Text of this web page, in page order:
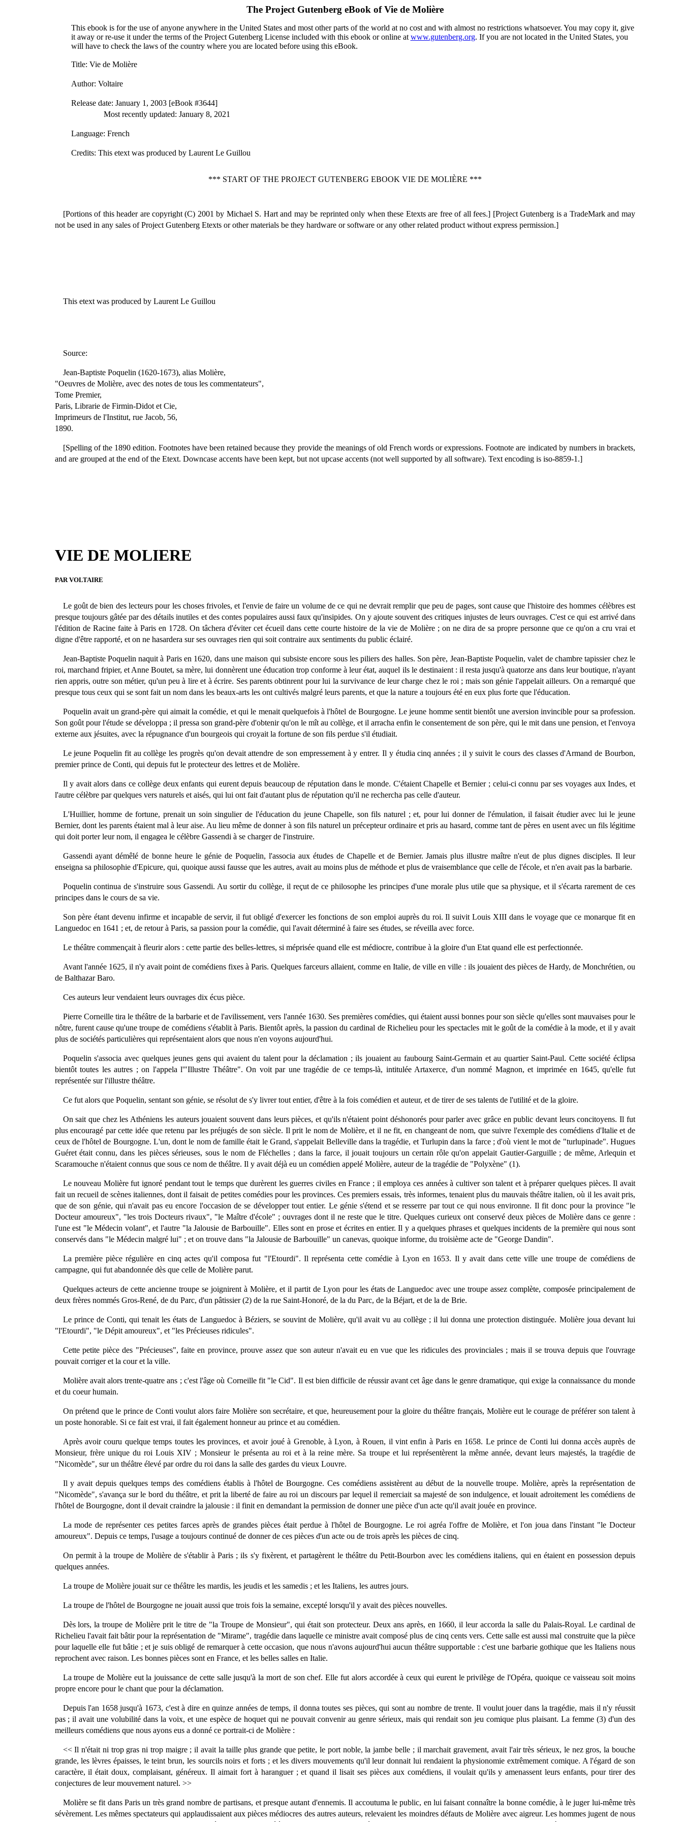
The Project Gutenberg eBook ofVie de Molière
This ebook is for the use of anyone anywhere in the United States and most other parts of the world at no cost and with almost no restrictions whatsoever. You may copy it, give
it away or re-use it under the terms of the Project Gutenberg License included with this ebook or online at www.gutenberg.org. If you are not located in the United States, you
will have to check the laws of the country where you are located before using this eBook.
Title: Vie de Molière
Author: Voltaire
Release date: January 1, 2003 [eBook #3644]
Most recently updated: January 8, 2021
Language: French
Credits: This etext was produced by Laurent Le Guillou
*** START OF THE PROJECT GUTENBERG EBOOK VIE DE MOLIÈRE ***
[Portions of this header are copyright (C) 2001 by Michael S. Hart and may be reprinted only when these Etexts are free of all fees.] [Project Gutenberg is a TradeMark and may
not be used in any sales of Project Gutenberg Etexts or other materials be they hardware or software or any other related product without express permission.]
This etext was produced by Laurent Le Guillou
Source:
Jean-Baptiste Poquelin (1620-1673), alias Molière,
"Oeuvres de Molière, avec des notes de tous les commentateurs",
Tome Premier,
Paris, Librarie de Firmin-Didot et Cie,
Imprimeurs de l'Institut, rue Jacob, 56,
1890.
[Spelling of the 1890 edition. Footnotes have been retained because they provide the meanings of old French words or expressions. Footnote are indicated by numbers in brackets,
and are grouped at the end of the Etext. Downcase accents have been kept, but not upcase accents (not well supported by all software). Text encoding is iso-8859-1.]
VIE DE MOLIERE
PAR VOLTAIRE
Le goût de bien des lecteurs pour les choses frivoles, et l'envie de faire un volume de ce qui ne devrait remplir que peu de pages, sont cause que l'histoire des hommes célèbres est
presque toujours gâtée par des détails inutiles et des contes populaires aussi faux qu'insipides. On y ajoute souvent des critiques injustes de leurs ouvrages. C'est ce qui est arrivé dans
l'édition de Racine faite à Paris en 1728. On tâchera d'éviter cet écueil dans cette courte histoire de la vie de Molière ; on ne dira de sa propre personne que ce qu'on a cru vrai et
digne d'être rapporté, et on ne hasardera sur ses ouvrages rien qui soit contraire aux sentiments du public éclairé.
Jean-Baptiste Poquelin naquit à Paris en 1620, dans une maison qui subsiste encore sous les piliers des halles. Son père, Jean-Baptiste Poquelin, valet de chambre tapissier chez le
roi, marchand fripier, et Anne Boutet, sa mère, lui donnèrent une éducation trop conforme à leur état, auquel ils le destinaient : il resta jusqu'à quatorze ans dans leur boutique, n'ayant
rien appris, outre son métier, qu'un peu à lire et à écrire. Ses parents obtinrent pour lui la survivance de leur charge chez le roi ; mais son génie l'appelait ailleurs. On a remarqué que
presque tous ceux qui se sont fait un nom dans les beaux-arts les ont cultivés malgré leurs parents, et que la nature a toujours été en eux plus forte que l'éducation.
Poquelin avait un grand-père qui aimait la comédie, et qui le menait quelquefois à l'hôtel de Bourgogne. Le jeune homme sentit bientôt une aversion invincible pour sa profession.
Son goût pour l'étude se développa ; il pressa son grand-père d'obtenir qu'on le mît au collège, et il arracha enfin le consentement de son père, qui le mit dans une pension, et l'envoya
externe aux jésuites, avec la répugnance d'un bourgeois qui croyait la fortune de son fils perdue s'il étudiait.
Le jeune Poquelin fit au collège les progrès qu'on devait attendre de son empressement à y entrer. Il y étudia cinq années ; il y suivit le cours des classes d'Armand de Bourbon,
premier prince de Conti, qui depuis fut le protecteur des lettres et de Molière.
Il y avait alors dans ce collège deux enfants qui eurent depuis beaucoup de réputation dans le monde. C'étaient Chapelle et Bernier ; celui-ci connu par ses voyages aux Indes, et
l'autre célèbre par quelques vers naturels et aisés, qui lui ont fait d'autant plus de réputation qu'il ne rechercha pas celle d'auteur.
L'Huillier, homme de fortune, prenait un soin singulier de l'éducation du jeune Chapelle, son fils naturel ; et, pour lui donner de l'émulation, il faisait étudier avec lui le jeune
Bernier, dont les parents étaient mal à leur aise. Au lieu même de donner à son fils naturel un précepteur ordinaire et pris au hasard, comme tant de pères en usent avec un fils légitime
qui doit porter leur nom, il engagea le célèbre Gassendi à se charger de l'instruire.
Gassendi ayant démêlé de bonne heure le génie de Poquelin, l'associa aux études de Chapelle et de Bernier. Jamais plus illustre maître n'eut de plus dignes disciples. Il leur
enseigna sa philosophie d'Epicure, qui, quoique aussi fausse que les autres, avait au moins plus de méthode et plus de vraisemblance que celle de l'école, et n'en avait pas la barbarie.
Poquelin continua de s'instruire sous Gassendi. Au sortir du collège, il reçut de ce philosophe les principes d'une morale plus utile que sa physique, et il s'écarta rarement de ces
principes dans le cours de sa vie.
Son père étant devenu infirme et incapable de servir, il fut obligé d'exercer les fonctions de son emploi auprès du roi. Il suivit Louis XIII dans le voyage que ce monarque fit en
Languedoc en 1641 ; et, de retour à Paris, sa passion pour la comédie, qui l'avait déterminé à faire ses études, se réveilla avec force.
Le théâtre commençait à fleurir alors : cette partie des belles-lettres, si méprisée quand elle est médiocre, contribue à la gloire d'un Etat quand elle est perfectionnée.
Avant l'année 1625, il n'y avait point de comédiens fixes à Paris. Quelques farceurs allaient, comme en Italie, de ville en ville : ils jouaient des pièces de Hardy, de Monchrétien, ou
de Balthazar Baro.
Ces auteurs leur vendaient leurs ouvrages dix écus pièce.
Pierre Corneille tira le théâtre de la barbarie et de l'avilissement, vers l'année 1630. Ses premières comédies, qui étaient aussi bonnes pour son siècle qu'elles sont mauvaises pour le
nôtre, furent cause qu'une troupe de comédiens s'établit à Paris. Bientôt après, la passion du cardinal de Richelieu pour les spectacles mit le goût de la comédie à la mode, et il y avait
plus de sociétés particulières qui représentaient alors que nous n'en voyons aujourd'hui.
Poquelin s'associa avec quelques jeunes gens qui avaient du talent pour la déclamation ; ils jouaient au faubourg Saint-Germain et au quartier Saint-Paul. Cette société éclipsa
bientôt toutes les autres ; on l'appela l'"Illustre Théâtre". On voit par une tragédie de ce temps-là, intitulée Artaxerce, d'un nommé Magnon, et imprimée en 1645, qu'elle fut
représentée sur l'illustre théâtre.
Ce fut alors que Poquelin, sentant son génie, se résolut de s'y livrer tout entier, d'être à la fois comédien et auteur, et de tirer de ses talents de l'utilité et de la gloire.
On sait que chez les Athéniens les auteurs jouaient souvent dans leurs pièces, et qu'ils n'étaient point déshonorés pour parler avec grâce en public devant leurs concitoyens. Il fut
plus encouragé par cette idée que retenu par les préjugés de son siècle. Il prit le nom de Molière, et il ne fit, en changeant de nom, que suivre l'exemple des comédiens d'Italie et de
ceux de l'hôtel de Bourgogne. L'un, dont le nom de famille était le Grand, s'appelait Belleville dans la tragédie, et Turlupin dans la farce ; d'où vient le mot de "turlupinade". Hugues
Guéret était connu, dans les pièces sérieuses, sous le nom de Fléchelles ; dans la farce, il jouait toujours un certain rôle qu'on appelait Gautier-Garguille ; de même, Arlequin et
Scaramouche n'étaient connus que sous ce nom de théâtre. Il y avait déjà eu un comédien appelé Molière, auteur de la tragédie de "Polyxène" (1).
Le nouveau Molière fut ignoré pendant tout le temps que durèrent les guerres civiles en France ; il employa ces années à cultiver son talent et à préparer quelques pièces. Il avait
fait un recueil de scènes italiennes, dont il faisait de petites comédies pour les provinces. Ces premiers essais, très informes, tenaient plus du mauvais théâtre italien, où il les avait pris,
que de son génie, qui n'avait pas eu encore l'occasion de se développer tout entier. Le génie s'étend et se resserre par tout ce qui nous environne. Il fit donc pour la province "le
Docteur amoureux", "les trois Docteurs rivaux", "le Maître d'école" ; ouvrages dont il ne reste que le titre. Quelques curieux ont conservé deux pièces de Molière dans ce genre :
l'une est "le Médecin volant", et l'autre "la Jalousie de Barbouille". Elles sont en prose et écrites en entier. Il y a quelques phrases et quelques incidents de la première qui nous sont
conservés dans "le Médecin malgré lui" ; et on trouve dans "la Jalousie de Barbouille" un canevas, quoique informe, du troisième acte de "George Dandin".
La première pièce régulière en cinq actes qu'il composa fut "l'Etourdi". Il représenta cette comédie à Lyon en 1653. Il y avait dans cette ville une troupe de comédiens de
campagne, qui fut abandonnée dès que celle de Molière parut.
Quelques acteurs de cette ancienne troupe se joignirent à Molière, et il partit de Lyon pour les états de Languedoc avec une troupe assez complète, composée principalement de
deux frères nommés Gros-René, de du Parc, d'un pâtissier (2) de la rue Saint-Honoré, de la du Parc, de la Béjart, et de la de Brie.
Le prince de Conti, qui tenait les états de Languedoc à Béziers, se souvint de Molière, qu'il avait vu au collège ; il lui donna une protection distinguée. Molière joua devant lui
"l'Etourdi", "le Dépit amoureux", et "les Précieuses ridicules".
Cette petite pièce des "Précieuses", faite en province, prouve assez que son auteur n'avait eu en vue que les ridicules des provinciales ; mais il se trouva depuis que l'ouvrage
pouvait corriger et la cour et la ville.
Molière avait alors trente-quatre ans ; c'est l'âge où Corneille fit "le Cid". Il est bien difficile de réussir avant cet âge dans le genre dramatique, qui exige la connaissance du monde
et du coeur humain.
On prétend que le prince de Conti voulut alors faire Molière son secrétaire, et que, heureusement pour la gloire du théâtre français, Molière eut le courage de préférer son talent à
un poste honorable. Si ce fait est vrai, il fait également honneur au prince et au comédien.
Après avoir couru quelque temps toutes les provinces, et avoir joué à Grenoble, à Lyon, à Rouen, il vint enfin à Paris en 1658. Le prince de Conti lui donna accès auprès de
Monsieur, frère unique du roi Louis XIV ; Monsieur le présenta au roi et à la reine mère. Sa troupe et lui représentèrent la même année, devant leurs majestés, la tragédie de
"Nicomède", sur un théâtre élevé par ordre du roi dans la salle des gardes du vieux Louvre.
Il y avait depuis quelques temps des comédiens établis à l'hôtel de Bourgogne. Ces comédiens assistèrent au début de la nouvelle troupe. Molière, après la représentation de
"Nicomède", s'avança sur le bord du théâtre, et prit la liberté de faire au roi un discours par lequel il remerciait sa majesté de son indulgence, et louait adroitement les comédiens de
l'hôtel de Bourgogne, dont il devait craindre la jalousie : il finit en demandant la permission de donner une pièce d'un acte qu'il avait jouée en province.
La mode de représenter ces petites farces après de grandes pièces était perdue à l'hôtel de Bourgogne. Le roi agréa l'offre de Molière, et l'on joua dans l'instant "le Docteur
amoureux". Depuis ce temps, l'usage a toujours continué de donner de ces pièces d'un acte ou de trois après les pièces de cinq.
On permit à la troupe de Molière de s'établir à Paris ; ils s'y fixèrent, et partagèrent le théâtre du Petit-Bourbon avec les comédiens italiens, qui en étaient en possession depuis
quelques années.
La troupe de Molière jouait sur ce théâtre les mardis, les jeudis et les samedis ; et les Italiens, les autres jours.
La troupe de l'hôtel de Bourgogne ne jouait aussi que trois fois la semaine, excepté lorsqu'il y avait des pièces nouvelles.
Dès lors, la troupe de Molière prit le titre de "la Troupe de Monsieur", qui était son protecteur. Deux ans après, en 1660, il leur accorda la salle du Palais-Royal. Le cardinal de
Richelieu l'avait fait bâtir pour la représentation de "Mirame", tragédie dans laquelle ce ministre avait composé plus de cinq cents vers. Cette salle est aussi mal construite que la pièce
pour laquelle elle fut bâtie ; et je suis obligé de remarquer à cette occasion, que nous n'avons aujourd'hui aucun théâtre supportable : c'est une barbarie gothique que les Italiens nous
reprochent avec raison. Les bonnes pièces sont en France, et les belles salles en Italie.
La troupe de Molière eut la jouissance de cette salle jusqu'à la mort de son chef. Elle fut alors accordée à ceux qui eurent le privilège de l'Opéra, quoique ce vaisseau soit moins
propre encore pour le chant que pour la déclamation.
Depuis l'an 1658 jusqu'à 1673, c'est à dire en quinze années de temps, il donna toutes ses pièces, qui sont au nombre de trente. Il voulut jouer dans la tragédie, mais il n'y réussit
pas ; il avait une volubilité dans la voix, et une espèce de hoquet qui ne pouvait convenir au genre sérieux, mais qui rendait son jeu comique plus plaisant. La femme (3) d'un des
meilleurs comédiens que nous ayons eus a donné ce portrait-ci de Molière :
<< Il n'était ni trop gras ni trop maigre ; il avait la taille plus grande que petite, le port noble, la jambe belle ; il marchait gravement, avait l'air très sérieux, le nez gros, la bouche
grande, les lèvres épaisses, le teint brun, les sourcils noirs et forts ; et les divers mouvements qu'il leur donnait lui rendaient la physionomie extrêmement comique. A l'égard de son
caractère, il était doux, complaisant, généreux. Il aimait fort à haranguer ; et quand il lisait ses pièces aux comédiens, il voulait qu'ils y amenassent leurs enfants, pour tirer des
conjectures de leur mouvement naturel. >>
Molière se fit dans Paris un très grand nombre de partisans, et presque autant d'ennemis. Il accoutuma le public, en lui faisant connaître la bonne comédie, à le juger lui-même très
sévèrement. Les mêmes spectateurs qui applaudissaient aux pièces médiocres des autres auteurs, relevaient les moindres défauts de Molière avec aigreur. Les hommes jugent de nous